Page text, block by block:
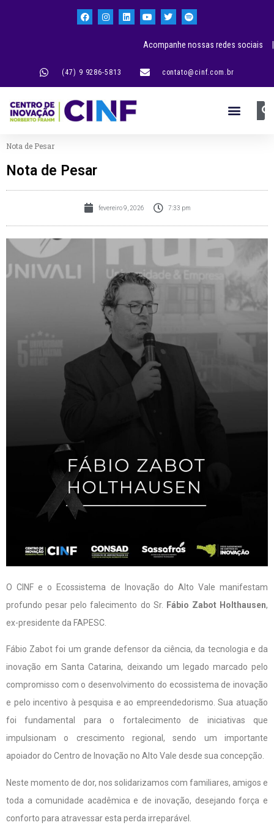
(47) 9 9286-5813 contato@cinf.com.br
Acompanhe nossas redes sociais |
Nota de Pesar
Nota de Pesar
fevereiro 9, 2026 7:33 pm
O CINF e o Ecossistema de Inovação do Alto Vale manifestam
profundo pesar pelo falecimento do Sr.
Fábio Zabot Holthausen,
ex-presidente da FAPESC.
Fábio Zabot foi um grande defensor da ciência, da tecnologia e da
inovação em Santa Catarina, deixando um legado marcado pelo
compromisso com o desenvolvimento do ecossistema de inovação
e pelo incentivo à pesquisa e ao empreendedorismo. Sua atuação
foi fundamental para o fortalecimento de iniciativas que
impulsionam o crescimento regional, sendo um importante
apoiador do Centro de Inovação no Alto Vale desde sua concepção.
Neste momento de dor, nos solidarizamos com familiares, amigos e
toda a comunidade acadêmica e de inovação, desejando força e
conforto para atravessar esta perda irreparável.